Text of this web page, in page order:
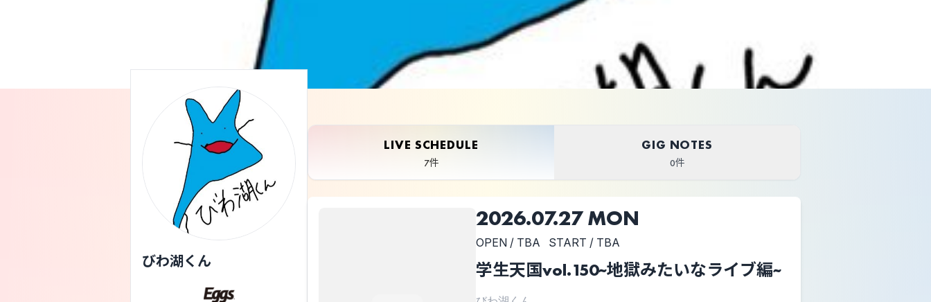
びわ湖くん
LIVE SCHEDULE
7件
GIG NOTES
0件
2026.07.27 MON
OPEN / TBA START / TBA
学生天国vol.150~地獄みたいなライブ編~